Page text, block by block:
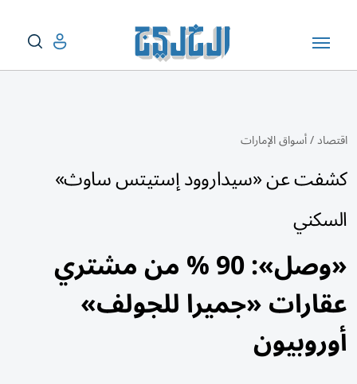
اقتصاد/أسواق الإمارات
كشفت عن «سيداروود إستيتس ساوث»
السكني
«وصل»: 90 % من مشتري
عقارات «جميرا للجولف»
أوروبيون